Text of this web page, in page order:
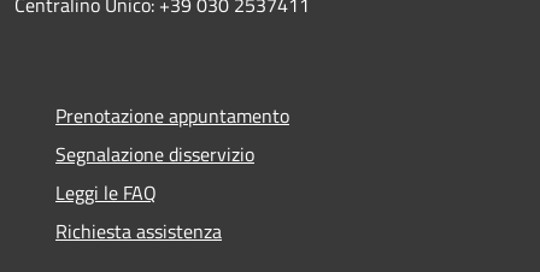
Prenotazione appuntamento
Segnalazione disservizio
Leggi le FAQ
Richiesta assistenza